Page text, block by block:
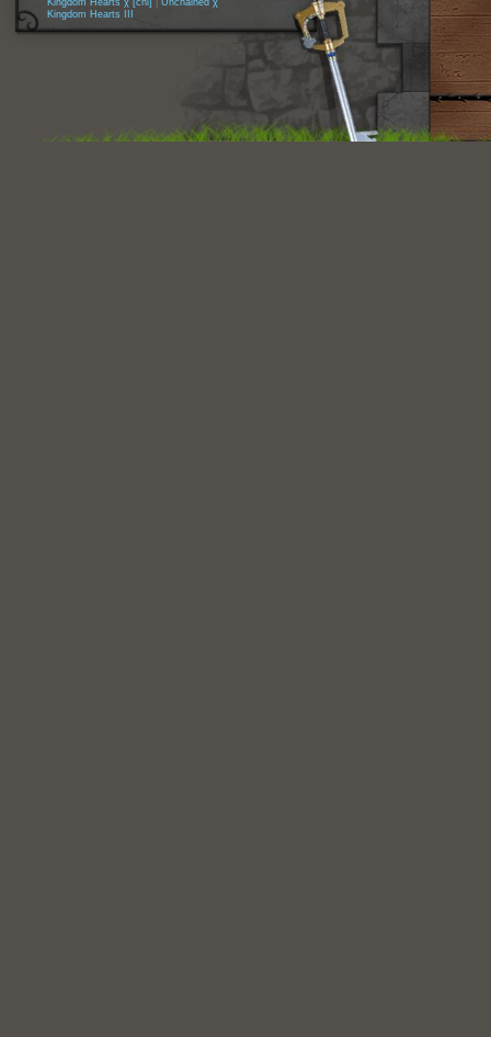
Kingdom Hearts χ [chi]
Unchained χ
Kingdom Hearts III